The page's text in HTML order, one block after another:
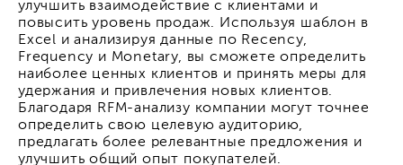
улучшить взаимодействие с клиентами и
повысить уровень продаж. Используя шаблон в
Excel и анализируя данные по Recency,
Frequency и Monetary, вы сможете определить
наиболее ценных клиентов и принять меры для
удержания и привлечения новых клиентов.
Благодаря RFM-анализу компании могут точнее
определить свою целевую аудиторию,
предлагать более релевантные предложения и
улучшить общий опыт покупателей.